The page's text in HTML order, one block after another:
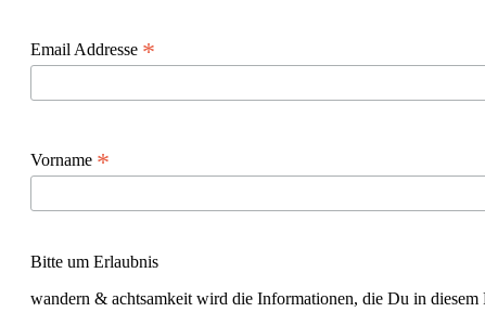
Email Addresse *
Vorname *
Bitte um Erlaubnis
wandern & achtsamkeit wird die Informationen, die Du in